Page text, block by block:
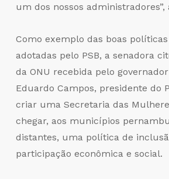
um dos nossos
Como exemplo das boas
adotadas pelo PSB, a senadora
da ONU recebida pelo
Eduardo Campos, presidente do
criar uma Secretaria das
chegar, aos municípios
distantes, uma política de
participação econômica e social.